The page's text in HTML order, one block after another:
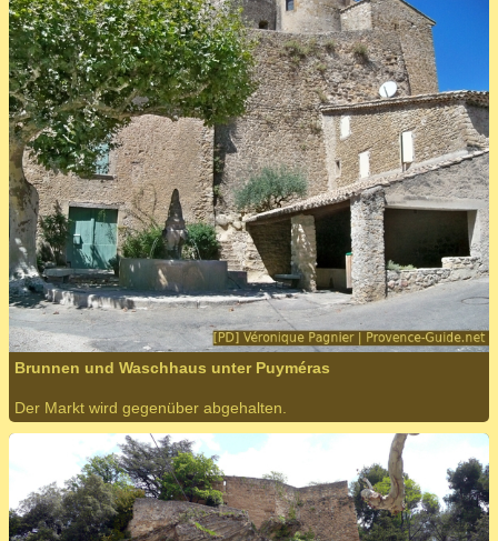
Brunnen und Waschhaus unter Puyméras
Der Markt wird gegenüber abgehalten.